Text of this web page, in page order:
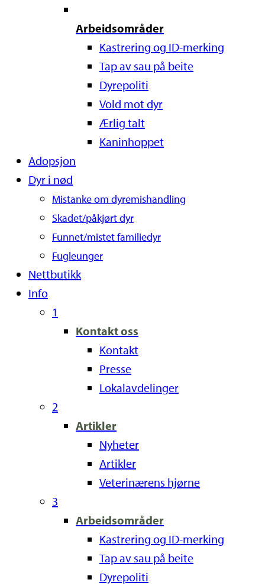
Arbeidsområder
Kastrering og ID-merking
Tap av sau på beite
Dyrepoliti
Vold mot dyr
Ærlig talt
Kaninhoppet
Adopsjon
Dyr i nød
Mistanke om dyremishandling
Skadet/påkjørt dyr
Funnet/mistet familiedyr
Fugleunger
Nettbutikk
Info
1
Kontakt oss
Kontakt
Presse
Lokalavdelinger
2
Artikler
Nyheter
Artikler
Veterinærens hjørne
3
Arbeidsområder
Kastrering og ID-merking
Tap av sau på beite
Dyrepoliti